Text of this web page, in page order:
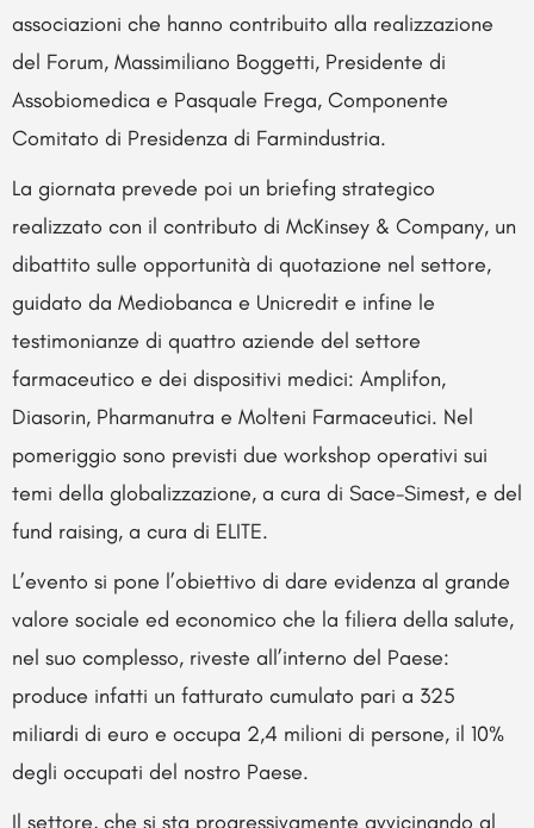
associazioni che hanno contribuito alla realizzazione
del Forum, Massimiliano Boggetti, Presidente di
Assobiomedica e Pasquale Frega, Componente
Comitato di Presidenza di Farmindustria.
La giornata prevede poi un briefing strategico
realizzato con il contributo di McKinsey & Company, un
dibattito sulle opportunità di quotazione nel settore,
guidato da Mediobanca e Unicredit e infine le
testimonianze di quattro aziende del settore
farmaceutico e dei dispositivi medici: Amplifon,
Diasorin, Pharmanutra e Molteni Farmaceutici. Nel
pomeriggio sono previsti due workshop operativi sui
temi della globalizzazione, a cura di Sace-Simest, e del
fund raising, a cura di ELITE.
L’evento si pone l’obiettivo di dare evidenza al grande
valore sociale ed economico che la filiera della salute,
nel suo complesso, riveste all’interno del Paese:
produce infatti un fatturato cumulato pari a 325
miliardi di euro e occupa 2,4 milioni di persone, il 10%
degli occupati del nostro Paese.
Il settore, che si sta progressivamente avvicinando al